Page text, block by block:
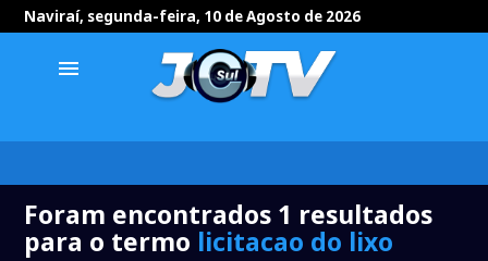
Naviraí, segunda-feira, 10 de Agosto de 2026
menu
Foram encontrados 1 resultados
para o termo licitacao do lixo